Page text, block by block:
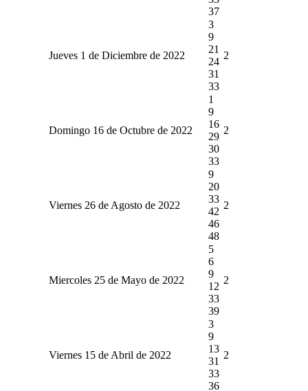
37
Jueves 1 de Diciembre de 2022
3
9
21
24
31
33
2
Domingo 16 de Octubre de 2022
1
9
16
29
30
33
2
Viernes 26 de Agosto de 2022
9
20
33
42
46
48
2
Miercoles 25 de Mayo de 2022
5
6
9
12
33
39
2
Viernes 15 de Abril de 2022
3
9
13
31
33
36
2